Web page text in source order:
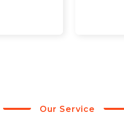
Our Service